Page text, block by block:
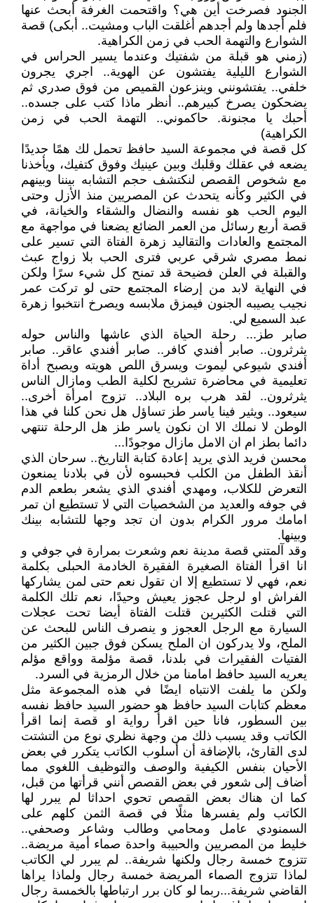
الجنود فصرخت أين هي؟ واقتحمت الغرفة أبحث عنها
فلم أجدها ولم أجدهم أغلقت الباب ومشيت.. أبكى) قصة
الشوارع والتهمة الحب في زمن الكراهية.
(زمني هو قبلة من شفتيك وعندما يسير الحراس في
الشوارع الليلية يفتشون عن الهوية.. اجري يجرون
خلفي.. يفتشونني وينزعون القميص من فوق صدري ثم
يضحكون يصرخ كبيرهم.. أنظر ماذا كتب على جسده..
أحبك يا مجنونة. حاكموني.. التهمة الحب في زمن
الكراهية)
كل قصة في مجموعة السيد حافظ تحمل لك همًا جديدًا
يضعه في عقلك وقلبك وبين عينيك وفوق كتفيك، ويأخذنا
مع شخوص القصص لنكتشف حجم التشابه بيننا وبينهم
في الكثير وكأنه يتحدث عن المصريين منذ الأزل وحتى
اليوم الحب هو نفسه والنضال والشقاء والخيانة، في
قصة أربع رسائل من العمر الضائع يضعنا في مواجهة مع
المجتمع والعادات والتقاليد زهرة الفتاة التي تسير على
نمط مصري شرقي عربي فترى الحب بلا زواج عبث
والقبلة في العلن فضيحة قد تمنح كل شيء سرًا ولكن
في النهاية لابد من إرضاء المجتمع حتى لو تركت عمر
نجيب يصيبه الجنون فيمزق ملابسه ويصرخ انتخبوا زهرة
عبد السميع لي.
صابر طز... رحلة الحياة الذي عاشها والناس حوله
يثرثرون.. صابر أفندي كافر.. صابر أفندي عاقر.. صابر
أفندي شيوعي ليموت ويسرق اللص هويته ويصبح أداة
تعليمية في محاضرة تشريح لكلية الطب ومازال الناس
يثرثرون.. لقد هرب بره البلاد.. تزوج امرأة أخرى..
سيعود.. ويثير فينا ياسر طز تساؤل هل نحن كلنا في هذا
الوطن لا نملك الا ان نكون ياسر طز هل الرحلة تنتهي
دائما بطز ام ان الامل مازال موجودًا...
محسن فريد الذي يريد إعادة كتابة التاريخ.. سرحان الذي
أنقذ الطفل من الكلب فحبسوه لأن في بلادنا يمنعون
التعرض للكلاب، ومهدي أفندي الذي يشعر بطعم الدم
في جوفه والعديد من الشخصيات التي لا تستطيع ان تمر
امامك مرور الكرام بدون ان تجد وجها للتشابه بينك
وبينها.
وقد آلمتني قصة مدينة نعم وشعرت بمرارة في جوفي و
انا اقرأ الفتاة الصغيرة الفقيرة الخادمة الحبلى بكلمة
نعم، فهي لا تستطيع إلا ان تقول نعم حتى لمن يشاركها
الفراش او لرجل عجوز يعيش وحيدًا، نعم تلك الكلمة
التي قتلت الكثيرين قتلت الفتاة أيضا تحت عجلات
السيارة مع الرجل العجوز و ينصرف الناس للبحث عن
الملح، ولا يدركون ان الملح يسكن فوق جبين الكثير من
الفتيات الفقيرات في بلدنا، قصة مؤلمة وواقع مؤلم
يعريه السيد حافظ امامنا من خلال الرمزية في السرد.
ولكن ما يلفت الانتباه ايضًا في هذه المجموعة مثل
معظم كتابات السيد حافظ هو حضور السيد حافظ نفسه
بين السطور، فانا حين اقرأ رواية او قصة إنما اقرأ
الكاتب وقد يسبب ذلك من وجهة نظري نوع من التشتت
لدى القارئ، بالإضافة أن أسلوب الكاتب يتكرر في بعض
الأحيان بنفس الكيفية والوصف والتوظيف اللغوي مما
أضاف إلى شعور في بعض القصص أنني قرأتها من قبل،
كما ان هناك بعض القصص تحوي احداثا لم يبرر لها
الكاتب ولم يفسرها مثلًا في قصة الثمن كلهم على
السمنودي عامل ومحامي وطالب وشاعر وصحفي..
خليط من المصريين والحبيبة واحدة صماء أمية مريضة..
تتزوج خمسة رجال ولكنها شريفة.. لم يبرر لي الكاتب
لماذا تتزوج الصماء المريضة خمسة رجال ولماذا يراها
القاضي شريفة...ربما لو كان برر ارتباطها بالخمسة رجال